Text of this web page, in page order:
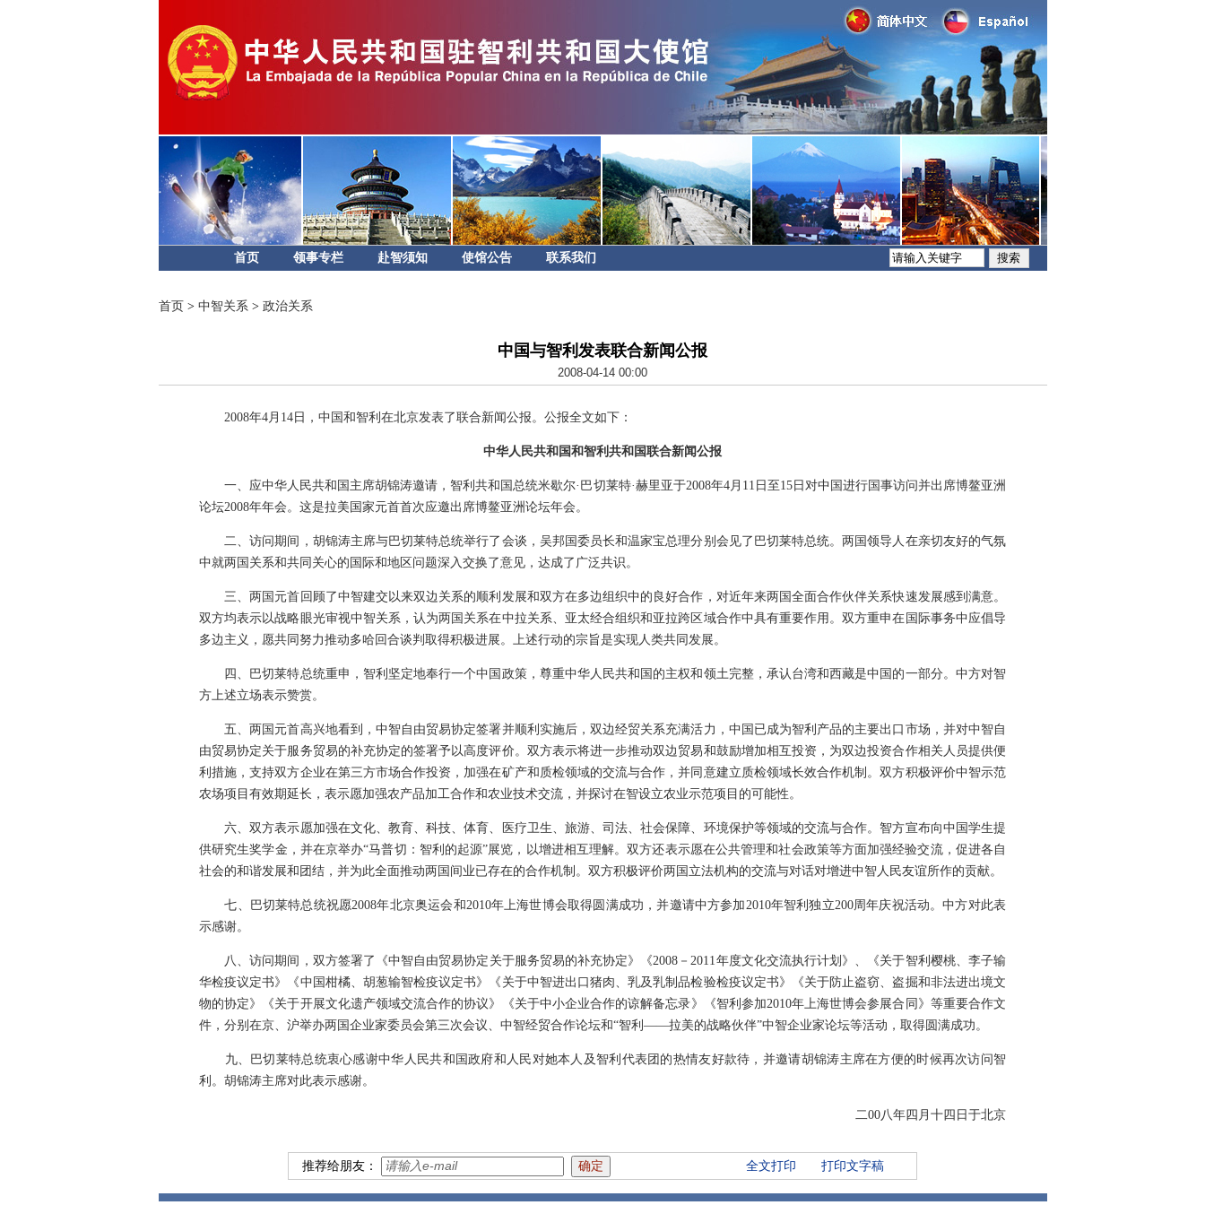
首页 领事专栏 赴智须知 使馆公告 联系我们
首页 > 中智关系> 政治关系
中国与智利发表联合新闻公报
2008-04-14 00:00
2008年4月14日，中国和智利在北京发表了联合新闻公报。公报全文如下：
中华人民共和国和智利共和国联合新闻公报
一、应中华人民共和国主席胡锦涛邀请，智利共和国总统米歇尔·巴切莱特·赫里亚于2008年4月11日至15日对中国进行国事访问并出席博鳌亚洲
论坛2008年年会。这是拉美国家元首首次应邀出席博鳌亚洲论坛年会。
二、访问期间，胡锦涛主席与巴切莱特总统举行了会谈，吴邦国委员长和温家宝总理分别会见了巴切莱特总统。两国领导人在亲切友好的气氛
中就两国关系和共同关心的国际和地区问题深入交换了意见，达成了广泛共识。
三、两国元首回顾了中智建交以来双边关系的顺利发展和双方在多边组织中的良好合作，对近年来两国全面合作伙伴关系快速发展感到满意。
双方均表示以战略眼光审视中智关系，认为两国关系在中拉关系、亚太经合组织和亚拉跨区域合作中具有重要作用。双方重申在国际事务中应倡导
多边主义，愿共同努力推动多哈回合谈判取得积极进展。上述行动的宗旨是实现人类共同发展。
四、巴切莱特总统重申，智利坚定地奉行一个中国政策，尊重中华人民共和国的主权和领土完整，承认台湾和西藏是中国的一部分。中方对智
方上述立场表示赞赏。
五、两国元首高兴地看到，中智自由贸易协定签署并顺利实施后，双边经贸关系充满活力，中国已成为智利产品的主要出口市场，并对中智自
由贸易协定关于服务贸易的补充协定的签署予以高度评价。双方表示将进一步推动双边贸易和鼓励增加相互投资，为双边投资合作相关人员提供便
利措施，支持双方企业在第三方市场合作投资，加强在矿产和质检领域的交流与合作，并同意建立质检领域长效合作机制。双方积极评价中智示范
农场项目有效期延长，表示愿加强农产品加工合作和农业技术交流，并探讨在智设立农业示范项目的可能性。
六、双方表示愿加强在文化、教育、科技、体育、医疗卫生、旅游、司法、社会保障、环境保护等领域的交流与合作。智方宣布向中国学生提
供研究生奖学金，并在京举办“马普切：智利的起源”展览，以增进相互理解。双方还表示愿在公共管理和社会政策等方面加强经验交流，促进各自
社会的和谐发展和团结，并为此全面推动两国间业已存在的合作机制。双方积极评价两国立法机构的交流与对话对增进中智人民友谊所作的贡献。
七、巴切莱特总统祝愿2008年北京奥运会和2010年上海世博会取得圆满成功，并邀请中方参加2010年智利独立200周年庆祝活动。中方对此表
示感谢。
八、访问期间，双方签署了《中智自由贸易协定关于服务贸易的补充协定》《2008－2011年度文化交流执行计划》、《关于智利樱桃、李子输
华检疫议定书》《中国柑橘、胡葱输智检疫议定书》《关于中智进出口猪肉、乳及乳制品检验检疫议定书》《关于防止盗窃、盗掘和非法进出境文
物的协定》《关于开展文化遗产领域交流合作的协议》《关于中小企业合作的谅解备忘录》《智利参加2010年上海世博会参展合同》等重要合作文
件，分别在京、沪举办两国企业家委员会第三次会议、中智经贸合作论坛和“智利——拉美的战略伙伴”中智企业家论坛等活动，取得圆满成功。
九、巴切莱特总统衷心感谢中华人民共和国政府和人民对她本人及智利代表团的热情友好款待，并邀请胡锦涛主席在方便的时候再次访问智
利。胡锦涛主席对此表示感谢。
二00八年四月十四日于北京
推荐给朋友： 全文打印 打印文字稿